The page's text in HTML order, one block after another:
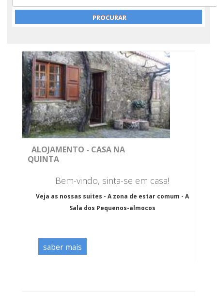
ALOJAMENTO - CASA NA
QUINTA
Bem-vindo, sinta-se em casa!
Veja as nossas suites - A zona de estar comum - A
Sala dos Pequenos-almocos
saber mais